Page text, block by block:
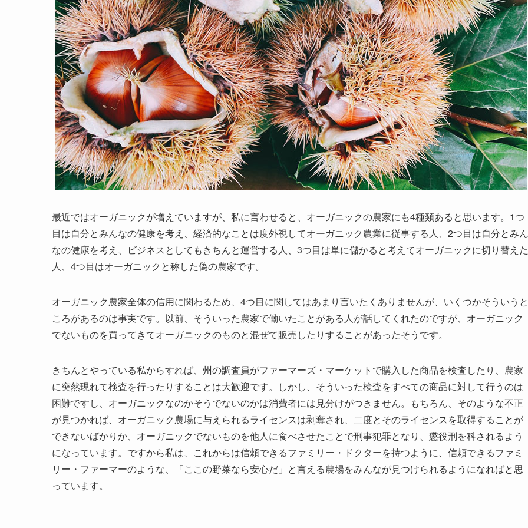
最近ではオーガニックが増えていますが、私に言わせると、オーガニックの農家にも4種類あると思います。1つ
目は自分とみんなの健康を考え、経済的なことは度外視してオーガニック農業に従事する人、2つ目は自分とみん
なの健康を考え、ビジネスとしてもきちんと運営する人、3つ目は単に儲かると考えてオーガニックに切り替えた
人、4つ目はオーガニックと称した偽の農家です。
オーガニック農家全体の信用に関わるため、4つ目に関してはあまり言いたくありませんが、いくつかそういうと
ころがあるのは事実です。以前、そういった農家で働いたことがある人が話してくれたのですが、オーガニック
でないものを買ってきてオーガニックのものと混ぜて販売したりすることがあったそうです。
きちんとやっている私からすれば、州の調査員がファーマーズ・マーケットで購入した商品を検査したり、農家
に突然現れて検査を行ったりすることは大歓迎です。しかし、そういった検査をすべての商品に対して行うのは
困難ですし、オーガニックなのかそうでないのかは消費者には見分けがつきません。もちろん、そのような不正
が見つかれば、オーガニック農場に与えられるライセンスは剥奪され、二度とそのライセンスを取得することが
できないばかりか、オーガニックでないものを他人に食べさせたことで刑事犯罪となり、懲役刑を科されるよう
になっています。ですから私は、これからは信頼できるファミリー・ドクターを持つように、信頼できるファミ
リー・ファーマーのような、「ここの野菜なら安心だ」と言える農場をみんなが見つけられるようになればと思
っています。